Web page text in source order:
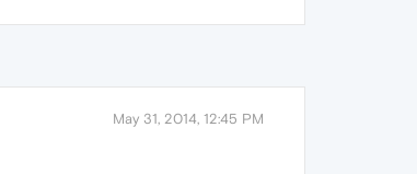
May 31, 2014, 12:45 PM